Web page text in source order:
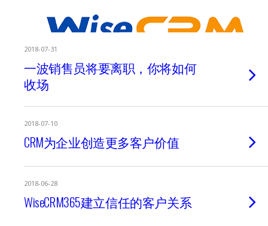
2018-07-31
一波销售员将要离职，你将如何
收场
2018-07-10
CRM为企业创造更多客户价值
2018-06-28
WiseCRM365建立信任的客户关系